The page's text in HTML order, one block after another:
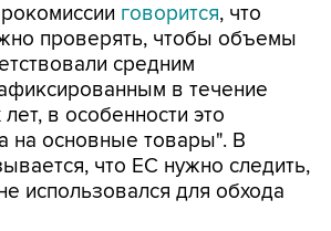
говорится, что
проверять, чтобы объемы
средним
в течение
в особенности это
на основные товары". В
что ЕС нужно следить,
использовался для обхода